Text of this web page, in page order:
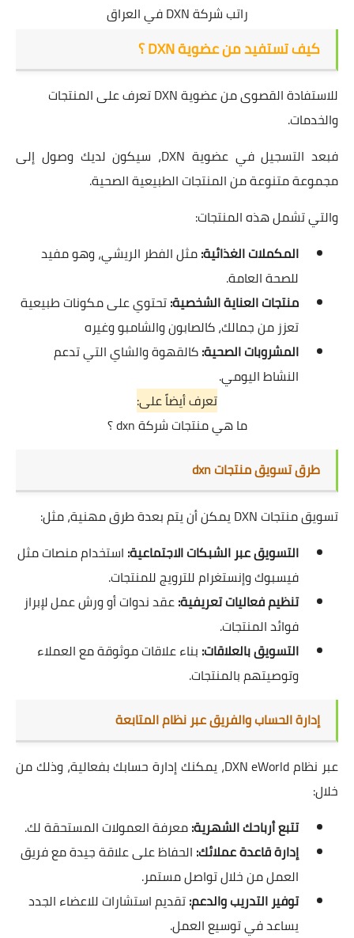
راتب شركة DXN في العراق
كيف تستفيد من عضوية DXN ؟
للاستفادة القصوى من عضوية DXN تعرف على المنتجات
والخدمات.
فبعد التسجيل في عضوية DXN، سيكون لديك وصول إلى
مجموعة متنوعة من المنتجات الطبيعية الصحية.
والتي تشمل هذه المنتجات:
المكملات الغذائية:مثل الفطر الريشي، وهو مفيد
للصحة العامة.
منتجات العناية الشخصية:تحتوي على مكونات طبيعية
تعزز من جمالك، كالصابون والشامبو وغيره
المشروبات الصحية:كالقهوة والشاي التي تدعم
النشاط اليومي.
تعرف أيضاً على:
ما هي منتجات شركة dxn ؟
طرق تسويق منتجات dxn
تسويق منتجات DXN يمكن أن يتم بعدة طرق مهنية، مثل:
التسويق عبر الشبكات الاجتماعية: استخدام منصات مثل
فيسبوك وإنستغرام للترويج للمنتجات.
تنظيم فعاليات تعريفية:عقد ندوات أو ورش عمل لإبراز
فوائد المنتجات.
التسويق بالعلاقات: بناء علاقات موثوقة مع العملاء
وتوصيتهم بالمنتجات.
إدارة الحساب والفريق عبر نظام المتابعة
عبر نظام DXN eWorld، يمكنك إدارة حسابك بفعالية، وذلك من
خلال:
تتبع أرباحك الشهرية:معرفة العمولات المستحقة لك.
إدارة قاعدة عملائك: الحفاظ على علاقة جيدة مع فريق
العمل من خلال تواصل مستمر.
توفير التدريب والدعم:تقديم استشارات للاعضاء الجدد
يساعد في توسيع العمل.